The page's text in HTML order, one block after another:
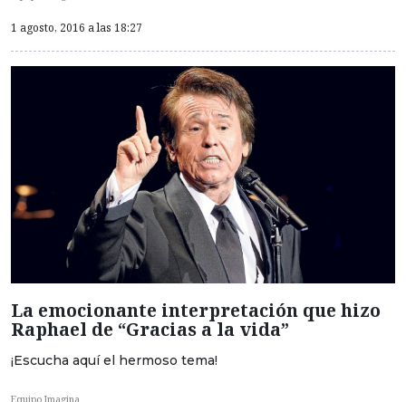
1 agosto, 2016 a las 18:27
La emocionante interpretación que hizo
Raphael de “Gracias a la vida”
¡Escucha aquí el hermoso tema!